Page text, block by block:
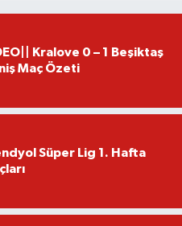
Kralove 0 – 1 Beşiktaş
Maç Özeti
Süper Lig 1. Hafta